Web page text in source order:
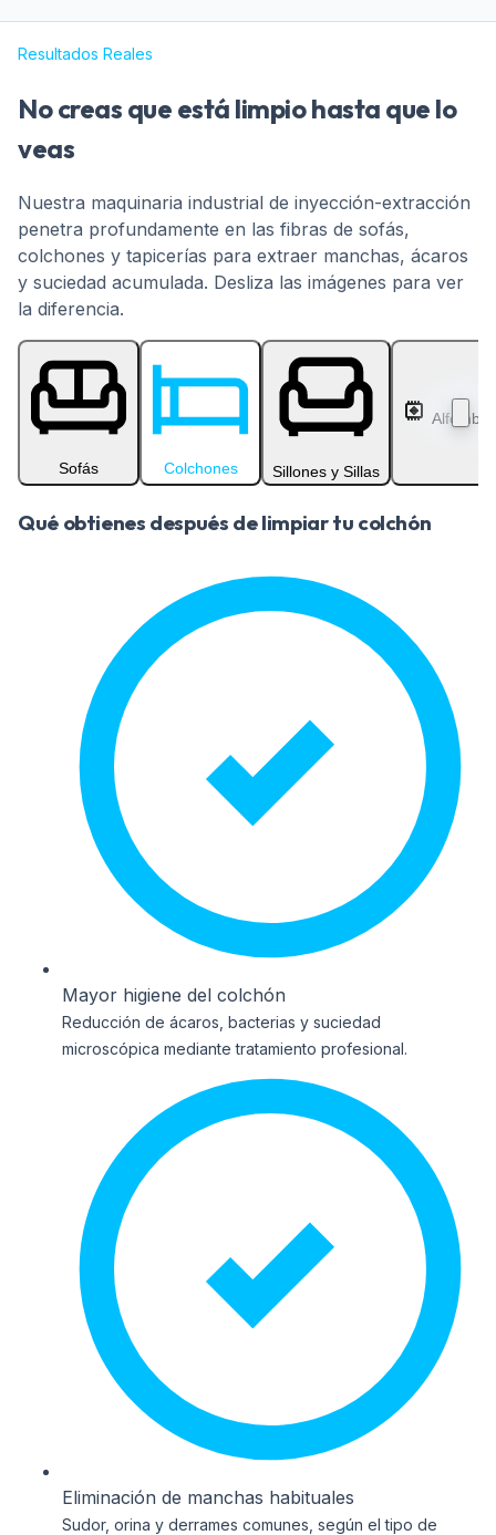
Resultados Reales
No creas que está limpio hasta que lo
veas
Nuestra maquinaria industrial de inyección-extracción
penetra profundamente en las fibras de sofás,
colchones y tapicerías para extraer manchas, ácaros
y suciedad acumulada. Desliza las imágenes para ver
la diferencia.
Sofás Colchones Sillones y Sillas
Qué obtienes después de limpiar tu colchón
Mayor higiene del colchón
Reducción de ácaros, bacterias y suciedad
microscópica mediante tratamiento profesional.
Eliminación de manchas habituales
Sudor, orina y derrames comunes, según el tipo de